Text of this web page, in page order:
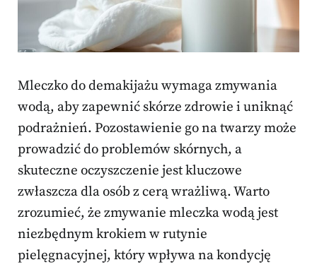
Mleczko do demakijażu wymaga zmywania
wodą, aby zapewnić skórze zdrowie i uniknąć
podrażnień. Pozostawienie go na twarzy może
prowadzić do problemów skórnych, a
skuteczne oczyszczenie jest kluczowe
zwłaszcza dla osób z cerą wrażliwą. Warto
zrozumieć, że zmywanie mleczka wodą jest
niezbędnym krokiem w rutynie
pielęgnacyjnej, który wpływa na kondycję